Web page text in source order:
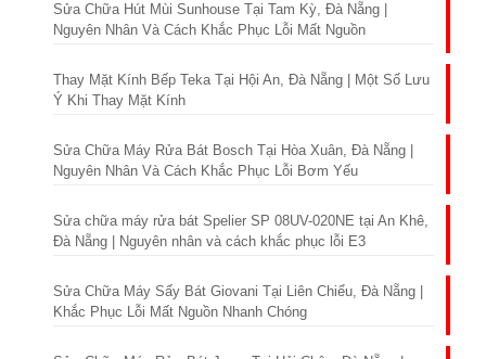
Sửa Chữa Hút Mùi Sunhouse Tại Tam Kỳ, Đà Nẵng |
Nguyên Nhân Và Cách Khắc Phục Lỗi Mất Nguồn
Thay Mặt Kính Bếp Teka Tại Hội An, Đà Nẵng | Một Số Lưu
Ý Khi Thay Mặt Kính
Sửa Chữa Máy Rửa Bát Bosch Tại Hòa Xuân, Đà Nẵng |
Nguyên Nhân Và Cách Khắc Phục Lỗi Bơm Yếu
Sửa chữa máy rửa bát Spelier SP 08UV-020NE tại An Khê,
Đà Nẵng | Nguyên nhân và cách khắc phục lỗi E3
Sửa Chữa Máy Sấy Bát Giovani Tại Liên Chiểu, Đà Nẵng |
Khắc Phục Lỗi Mất Nguồn Nhanh Chóng